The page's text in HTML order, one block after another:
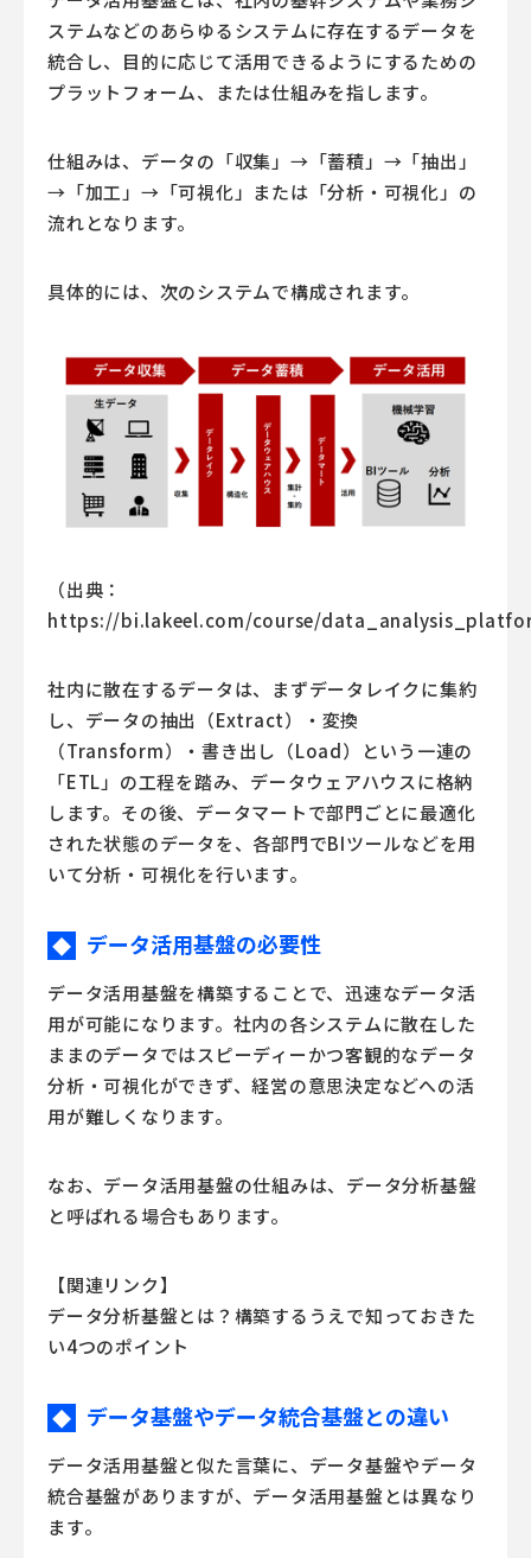
ステムなどのあらゆるシステムに存在するデータを
統合し、目的に応じて活用できるようにするための
プラットフォーム、または仕組みを指します。
仕組みは、データの「収集」→「蓄積」→「抽出」
→「加工」→「可視化」または「分析・可視化」の
流れとなります。
具体的には、次のシステムで構成されます。
（出典：
https://bi.lakeel.com/course/
社内に散在するデータは、まずデータレイクに集約
し、データの抽出（Extract）・変換
（Transform）・書き出し（Load）という一連の
「ETL」の工程を踏み、データウェアハウスに格納
します。その後、データマートで部門ごとに最適化
された状態のデータを、各部門でBIツールなどを用
いて分析・可視化を行います。
◆ データ活用基盤の必要性
データ活用基盤を構築することで、迅速なデータ活
用が可能になります。社内の各システムに散在した
ままのデータではスピーディーかつ客観的なデータ
分析・可視化ができず、経営の意思決定などへの活
用が難しくなります。
なお、データ活用基盤の仕組みは、データ分析基盤
と呼ばれる場合もあります。
【関連リンク】
データ分析基盤とは？構築するうえで知っておきた
い4つのポイント
◆ データ基盤やデータ統合基盤との違い
データ活用基盤と似た言葉に、データ基盤やデータ
統合基盤がありますが、データ活用基盤とは異なり
ます。